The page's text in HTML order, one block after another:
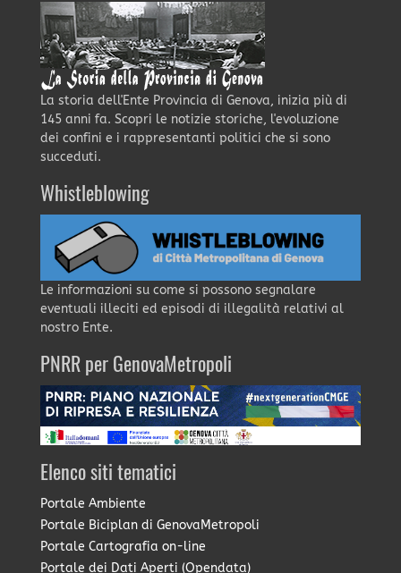
La storia dell'Ente Provincia di Genova, inizia più di
145 anni fa. Scopri le notizie storiche, l'evoluzione
dei confini e i rappresentanti politici che si sono
succeduti.
Whistleblowing
Le informazioni su come si possono segnalare
eventuali illeciti ed episodi di illegalità relativi al
nostro Ente.
PNRR per GenovaMetropoli
Elenco siti tematici
Portale Ambiente
Portale Biciplan di GenovaMetropoli
Portale Cartografia on-line
Portale dei Dati Aperti (Opendata)